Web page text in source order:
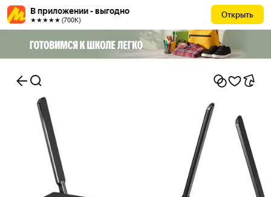
В приложении - выгодно
★★★★★ (700К)
Открыть